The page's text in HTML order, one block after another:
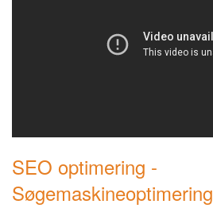
SEO optimering -
Søgemaskineoptimering